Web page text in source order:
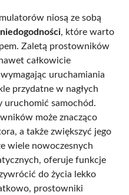
niosą ze sobą
niedogodności, które warto
Zaletą prostowników
całkowicie
uruchamiania
przydatne w nagłych
uruchomić samochód.
może znacząco
a także zwiększyć jego
wiele nowoczesnych
oferuje funkcje
do życia lekko
prostowniki